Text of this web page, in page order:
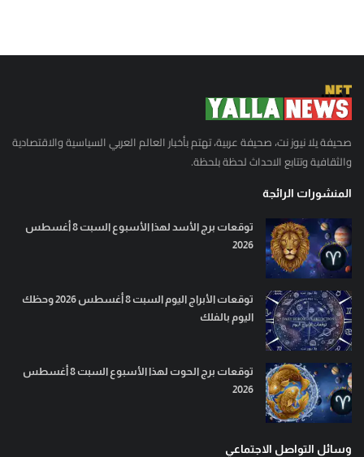
صحيفة يلا نيوز نت، صحيفة عربية، تهتم بأخبار العالم العربي السياسية والاقتصادية
والثقافية وتتابع الاحداث لحظة بلحظة.
المنشورات الرائجة
توقعات برج الأسد لهذا الأسبوع السبت 8 أغسطس
2026
توقعات الأبراج اليوم السبت 8 أغسطس 2026 وحظك
اليوم بالفلك
توقعات برج الحوت لهذا الأسبوع السبت 8 أغسطس
2026
وسائل التواصل الاجتماعي